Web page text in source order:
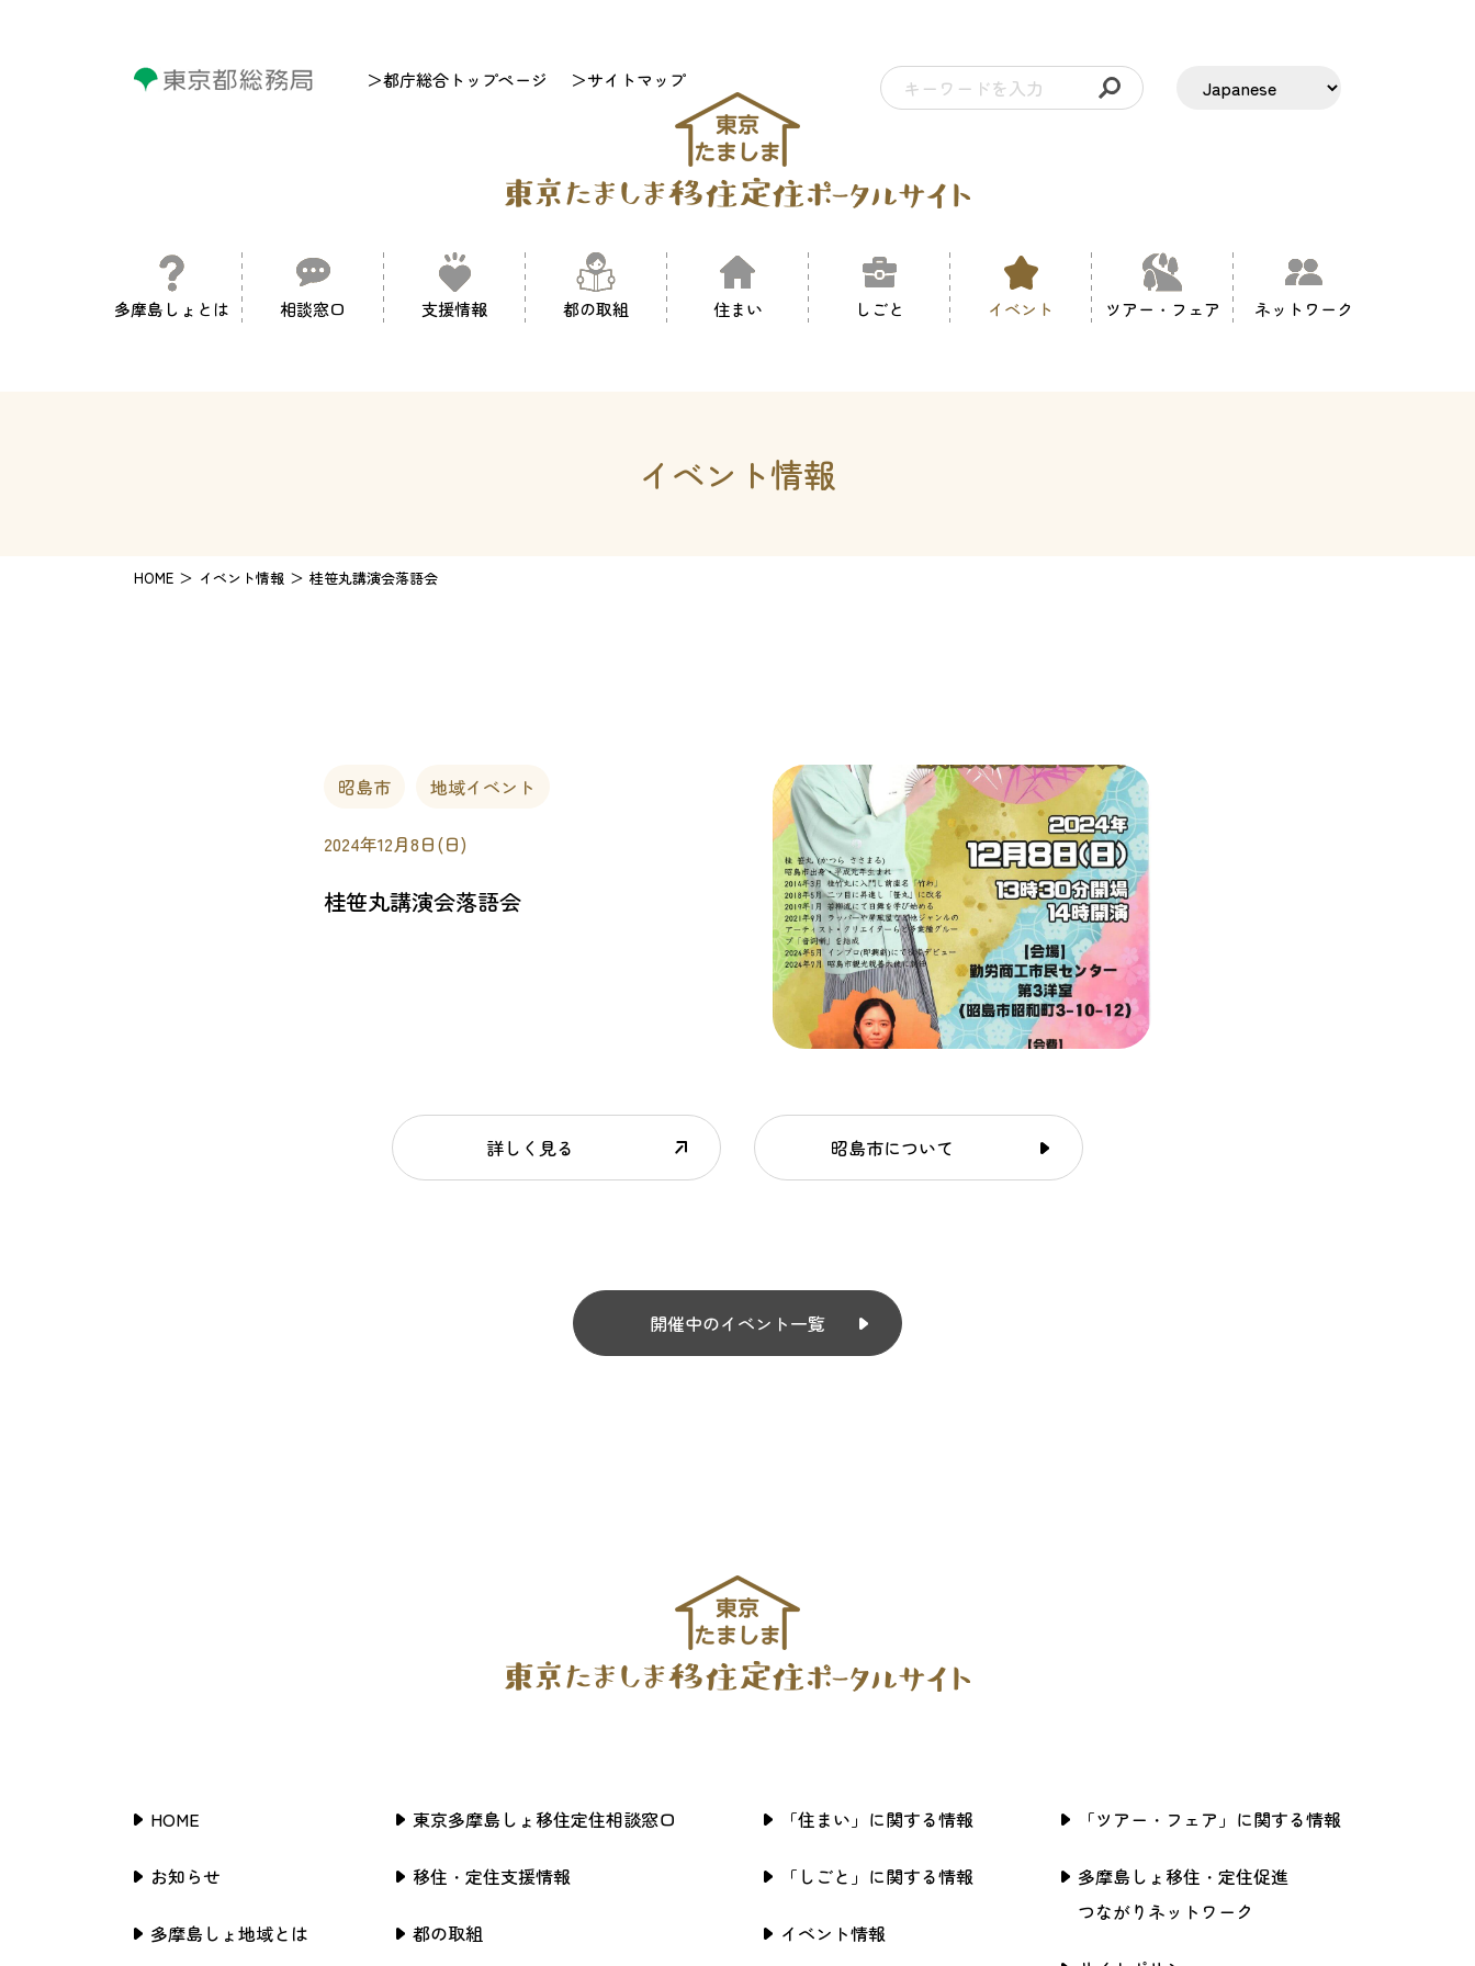
＞都庁総合トップページ ＞サイトマップ
多摩島しょとは 相談窓口 支援情報 都の取組 住まい しごと イベント ツアー・フェア ネットワーク
イベント情報
HOME イベント情報 桂笹丸講演会落語会
昭島市 地域イベント
2024年12月8日(日)
桂笹丸講演会落語会
詳しく見る 昭島市について
開催中のイベント一覧
HOME
お知らせ
多摩島しょ地域とは
東京多摩島しょ移住定住相談窓口
移住・定住支援情報
都の取組
「住まい」に関する情報
「しごと」に関する情報
イベント情報
「ツアー・フェア」に関する情報
多摩島しょ移住・定住促進
つながりネットワーク